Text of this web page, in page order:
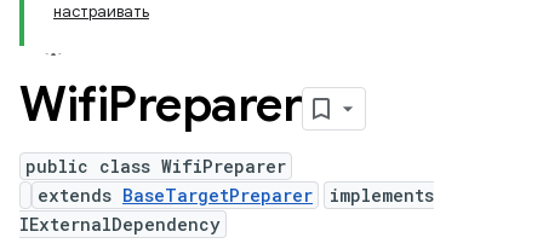
настраивать
WifiPreparer
public class WifiPreparer
extends BaseTargetPreparer
implements
IExternalDependency